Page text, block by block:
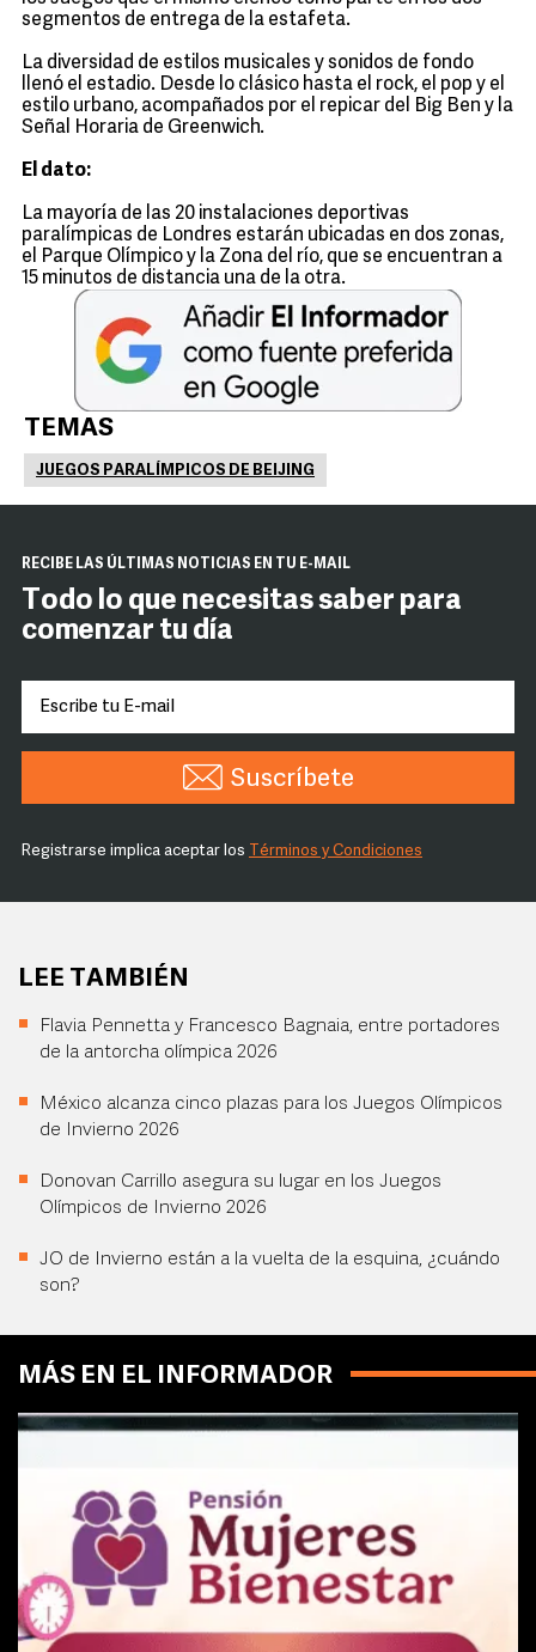
segmentos de entrega de la estafeta.
La diversidad de estilos musicales y sonidos de fondo
llenó el estadio. Desde lo clásico hasta el rock, el pop y el
estilo urbano, acompañados por el repicar del Big Ben y la
Señal Horaria de Greenwich.
El dato:
La mayoría de las 20 instalaciones deportivas
paralímpicas de Londres estarán ubicadas en dos zonas,
el Parque Olímpico y la Zona del río, que se encuentran a
15 minutos de distancia una de la otra.
TEMAS
JUEGOS PARALÍMPICOS DE BEIJING
RECIBE LAS ÚLTIMAS NOTICIAS EN TU E-MAIL
Todo lo que necesitas saber para
comenzar tu día
Suscríbete
Registrarse implica aceptar los Términos y Condiciones
LEE TAMBIÉN
Flavia Pennetta y Francesco Bagnaia, entre portadores
de la antorcha olímpica 2026
México alcanza cinco plazas para los Juegos Olímpicos
de Invierno 2026
Donovan Carrillo asegura su lugar en los Juegos
Olímpicos de Invierno 2026
JO de Invierno están a la vuelta de la esquina, ¿cuándo
son?
MÁS EN EL INFORMADOR